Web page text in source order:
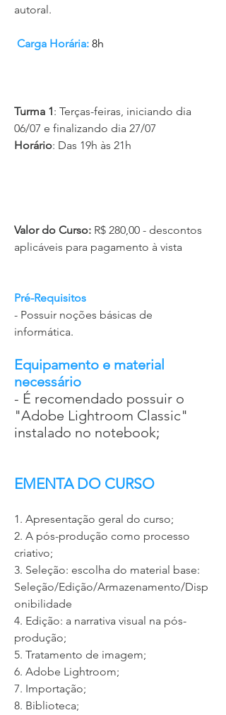
autoral.
Carga Horária: 8h
Turma 1: Terças-feiras, iniciando dia
06/07 e finalizando dia 27/07
Horário: Das 19h às 21h
Valor do Curso: R$ 280,00 - descontos
aplicáveis para pagamento à vista
Pré-Requisitos
- Possuir noções básicas de
informática.
Equipamento e material
necessário
- É recomendado possuir o
"Adobe Lightroom Classic"
instalado no notebook;
EMENTA DO CURSO
1. Apresentação geral do curso;
2. A pós-produção como processo
criativo;
3. Seleção: escolha do material base:
Seleção/Edição/Armazenamento/Disp
onibilidade
4. Edição: a narrativa visual na pós-
produção;
5. Tratamento de imagem;
6. Adobe Lightroom;
7. Importação;
8. Biblioteca;